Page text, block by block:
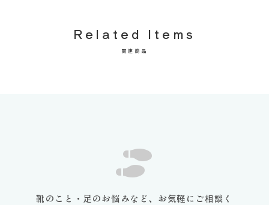
Related Items
関連商品
靴のこと・足のお悩みなど、お気軽にご相談く